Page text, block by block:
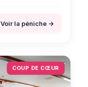
Voir la péniche →
COUP DE CŒUR